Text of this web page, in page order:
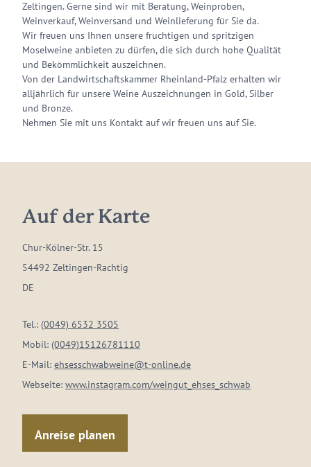
Zeltingen. Gerne sind wir mit Beratung, Weinproben,
Weinverkauf, Weinversand und Weinlieferung für Sie da.
Wir freuen uns Ihnen unsere fruchtigen und spritzigen
Moselweine anbieten zu dürfen, die sich durch hohe Qualität
und Bekömmlichkeit auszeichnen.
Von der Landwirtschaftskammer Rheinland-Pfalz erhalten wir
alljährlich für unsere Weine Auszeichnungen in Gold, Silber
und Bronze.
Nehmen Sie mit uns Kontakt auf wir freuen uns auf Sie.
Auf der Karte
Chur-Kölner-Str. 15
54492 Zeltingen-Rachtig
DE
Tel.: (0049) 6532 3505
Mobil: (0049)15126781110
E-Mail: ehsesschwabweine@t-online.de
Webseite: www.instagram.com/weingut_ehses_schwab
Anreise planen